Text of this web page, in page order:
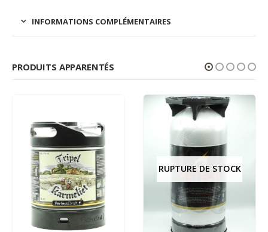
INFORMATIONS COMPLÉMENTAIRES
PRODUITS APPARENTÉS
RUPTURE DE STOCK